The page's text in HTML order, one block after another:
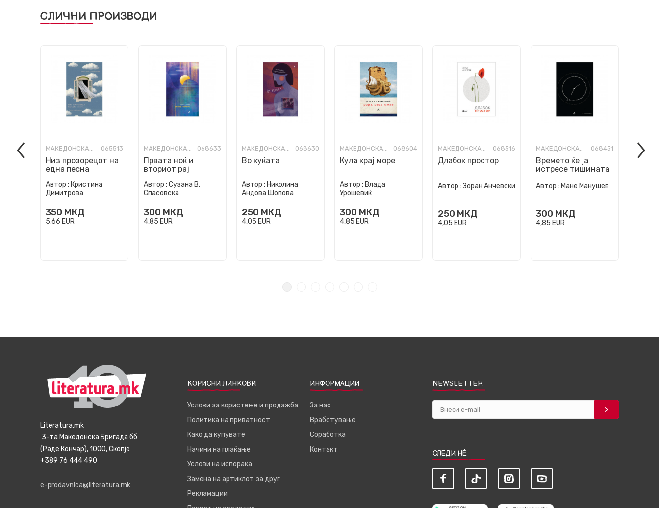
СЛИЧНИ ПРОИЗВОДИ
МАКЕДОНСКА ПОЕЗИЈА 065513
Низ прозорецот на
една песна
Автор : Кристина
Димитрова
350 МКД
5,66 EUR
МАКЕДОНСКА ПОЕЗИЈА 068633
Првата ноќ и
вториот рај
Автор : Сузана В.
Спасовска
300 МКД
4,85 EUR
МАКЕДОНСКА ПОЕЗИЈА 068630
Во куќата
Автор : Николина
Андова Шопова
250 МКД
4,05 EUR
МАКЕДОНСКА ПОЕЗИЈА 068604
Кула крај море
Автор : Влада
Урошевиќ
300 МКД
4,85 EUR
МАКЕДОНСКА ПОЕЗИЈА 068516
Длабок простор
Автор : Зоран Анчевски
250 МКД
4,05 EUR
МАКЕДОНСКА ПОЕЗИЈА 068451
Времето ќе ја
истресе тишината
Автор : Мане Манушев
300 МКД
4,85 EUR
Со
Literatura.mk
3-та Македонска Бригада бб
(Раде Кончар), 1000, Скопје
+389 76 444 490
e-prodavnica@literatura.mk
КОРИСНИ ЛИНКОВИ
Услови за користење и продажба
Политика на приватност
Како да купувате
Начини на плаќање
Услови на испорака
Замена на артиклот за друг
Рекламации
ИНФОРМАЦИИ
За нас
Вработување
Соработка
Контакт
NEWSLETTER
СЛЕДИ НЀ